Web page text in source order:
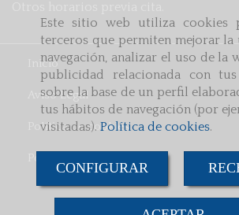
Este sitio web utiliza cookies
terceros que permiten mejorar la
navegación, analizar el uso de la
publicidad relacionada con tus
sobre la base de un perfil
tus hábitos de navegación (por
visitadas). Política de cookies.
CONFIGURAR
Inicio
Aviso Legal
Política de cookies